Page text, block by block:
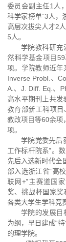
委员会副主任1人
科学家榜单”3人，
高层次拔尖人才2
5人。
学院教科研充
然科学基金项目
项。学院教师近年
Inverse Probl.、
A.、J. Diff. Eq.、
高水平期刊上共发
教育部新工科项
教改项目等60余项
项。
学院党委先后
工作标杆院系”。
先后入选新时代全
部入选浙江省“高
联网+”主赛道国
奖、挑战杯国家
各类大学生学科竞
学院的发展目
为纲，早日建成“
的理学院。